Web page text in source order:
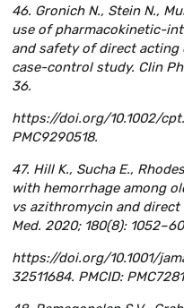
46. Gronich N., Stein N.,
use of pharmacokinetic-
and safety of direct acting
case-control study. Clin
36.
https://doi.org/10.1002/
PMC9290518.
47. Hill K., Sucha E.,
with hemorrhage among
vs azithromycin and
Med. 2020; 180(8):
https://doi.org/10.1001/
32511684. PMCID: